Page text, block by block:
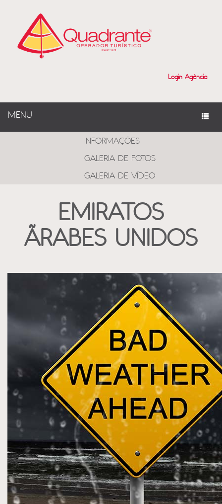
Login Agência
MENU
INFORMAÇÕES
GALERIA DE FOTOS
GALERIA DE VÍDEO
EMIRATOS
ÃRABES UNIDOS